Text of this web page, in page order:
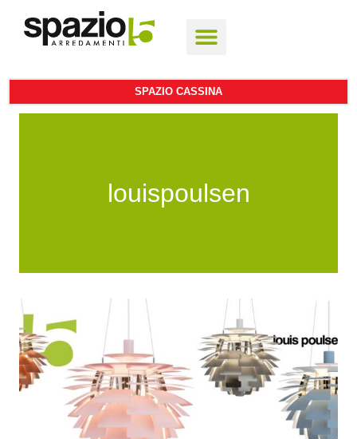
SPAZIO CASSINA
louispoulsen